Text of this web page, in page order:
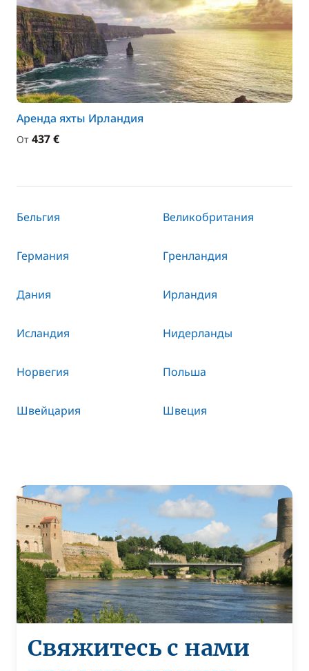
Аренда яхты Ирландия
От 437 €
Бельгия Великобритания
Германия Гренландия
Дания Ирландия
Исландия Нидерланды
Норвегия Польша
Швейцария Швеция
Свяжитесь с нами